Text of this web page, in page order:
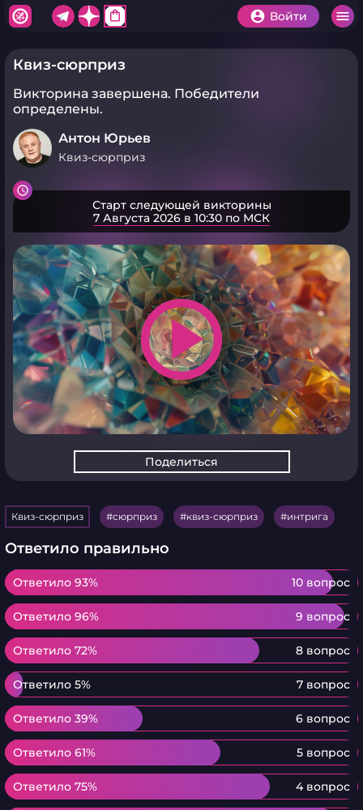
shopping_bag Войти
Квиз-сюрприз
Викторина завершена. Победители
определены.
Антон Юрьев
Квиз-сюрприз
Старт следующей викторины
7 Августа 2026 в 10:30 по МСК
play_arrow
Поделиться
Квиз-сюрприз сюрприз квиз-сюрприз интрига
Ответило правильно
Ответило 93% 10 вопрос
Ответило 93%
Ответило 96% 9 вопрос
Ответило 96%
Ответило 72% 8 вопрос
Ответило 72%
Ответило 5% 7 вопрос
Ответило 5%
Ответило 39% 6 вопрос
Ответило 39%
Ответило 61% 5 вопрос
Ответило 61%
Ответило 75% 4 вопрос
Ответило 75%